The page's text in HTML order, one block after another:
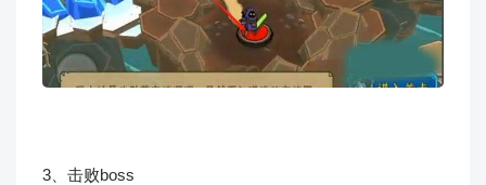
3、击败boss